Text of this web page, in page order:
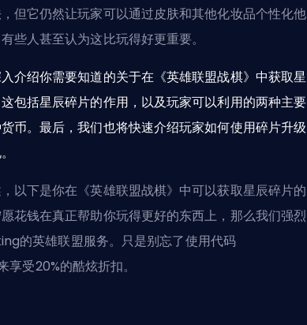
但它仍然让玩家可以通过皮肤和其他化妆品个性化他
些人甚至认为这比玩得好更重要。
介绍你需要知道的关于在《英雄联盟战棋》中获取星
包括星辰碎片的作用，以及玩家可以利用的两种主要
币。最后，我们也将快速介绍玩家如何使用碎片升级
以下是你在《英雄联盟战棋》中可以获取星辰碎片的
花钱在真正帮助你玩得更好的东西上，那么我们强烈
的英雄联盟服务。只是别忘了使用代码
受20%的酷炫折扣。